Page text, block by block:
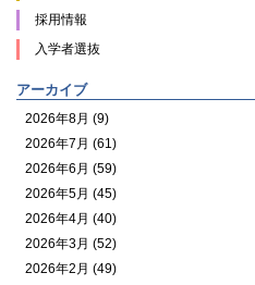
採用情報
入学者選抜
アーカイブ
2026年8月 (9)
2026年7月 (61)
2026年6月 (59)
2026年5月 (45)
2026年4月 (40)
2026年3月 (52)
2026年2月 (49)